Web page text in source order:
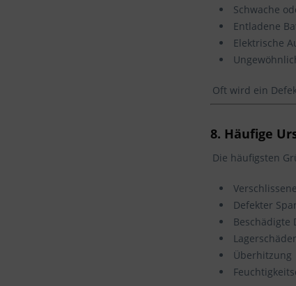
Schwache
Entladene
Elektrische
Oft wird ein
8. Häufige
Die häufigsten
Defekter
Beschädigte
Überhitzung